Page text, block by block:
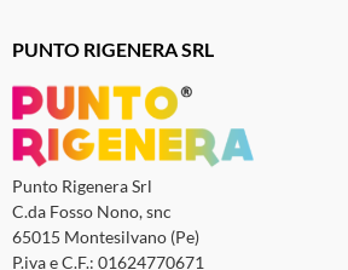
PUNTO RIGENERA SRL
Punto Rigenera Srl
C.da Fosso Nono, snc
65015 Montesilvano (Pe)
P.iva e C.F.: 01624770671